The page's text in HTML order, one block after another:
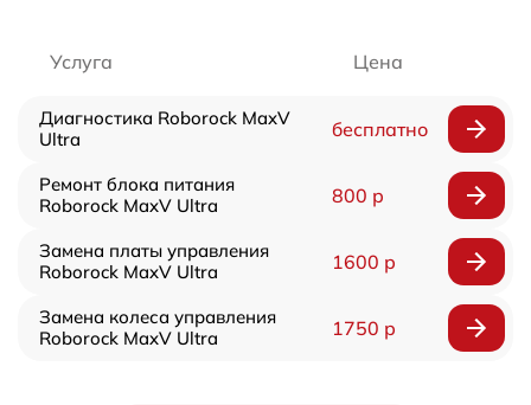
Услуга Цена
Диагностика Roborock MaxV
Ultra
бесплатно
Ремонт блока питания
Roborock MaxV Ultra
800 р
Замена платы управления
Roborock MaxV Ultra
1600 р
Замена колеса управления
Roborock MaxV Ultra
1750 р